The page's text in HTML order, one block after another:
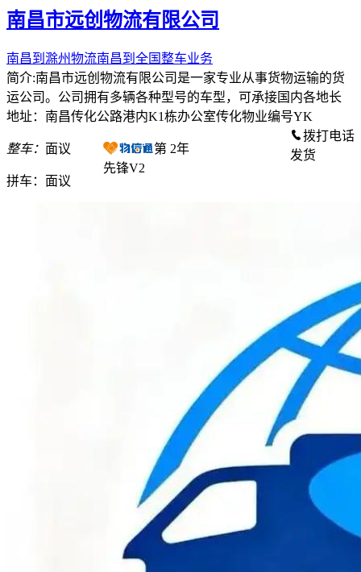
南昌市远创物流有限公司
南昌到滁州物流南昌到全国整车业务
简介:南昌市远创物流有限公司是一家专业从事货物运输的货
运公司。公司拥有多辆各种型号的车型，可承接国内各地长
地址：南昌传化公路港内K1栋办公室传化物业编号YK
整车： 面议
拼车： 面议
第 2年
先锋V2
拨打电话
发货